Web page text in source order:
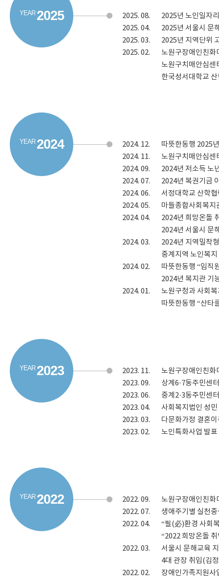
2025 2025. 08.
2025년 노인일자
2025. 04.
2025년 서울시 문
2025. 03.
2025년 지역단위
2025. 02.
노원구장애인친화
노원구치매안심센
한국성서대학교
2024 2024. 12.
따뜻한동행 2025
2024. 11.
노원구치매안심센
2024. 09.
2024년 저소득 노
2024. 07.
2024년 복권기금
2024. 06.
서정대학교 산학
2024. 05.
마들종합사회복
2024. 04.
2024년 희망온돌
2024년 서울시 문
2024. 03.
2024년 지역밀착
중계지역 노인복
2024. 02.
따뜻한동행 “임직
2024년 복지관
2024. 01.
노원구청과 사회
따뜻한동행 “산타
2023 2023. 11.
노원구장애인친
2023. 09.
상계6·7동주민센
2023. 06.
중계2·3동주민센
2023. 04.
사회복지법인 성
2023. 03.
다문화가정 결혼
2023. 02. 노인특화사업 발
2022 2022. 09.
노원구장애인친
2022. 07.
생애주기별 실천
2022. 04.
“필(必)환경 사회
“2022 희망온돌
2022. 03.
서울시 문해교육
4대 관장 취임(김
2022. 02. 장애인가족지원사